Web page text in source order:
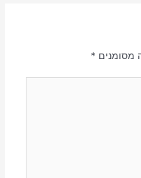
מסומנים *